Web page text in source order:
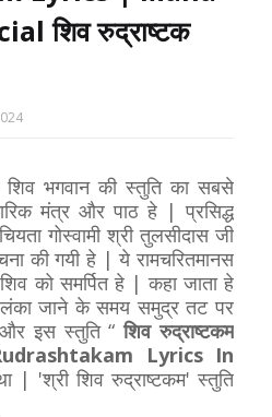
शिव रुद्राष्टक
शिव भगवान की स्तुति का सबसे
मंत्र और पाठ हे | प्रसिद्ध
गोस्वामी श्री तुलसीदास जी
की गयी हे | ये रामचरितमानस
को समर्पित हे | कहा जाता हे
लंका जाने के समय समुद्र तट पर
और इस स्तुति “शिव रुद्राष्टकम
Lyrics In
| 'श्री शिव रुद्राष्टकम' स्तुति